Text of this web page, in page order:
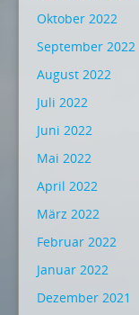
Oktober 2022
September 2022
August 2022
Juli 2022
Juni 2022
Mai 2022
April 2022
März 2022
Februar 2022
Januar 2022
Dezember 2021